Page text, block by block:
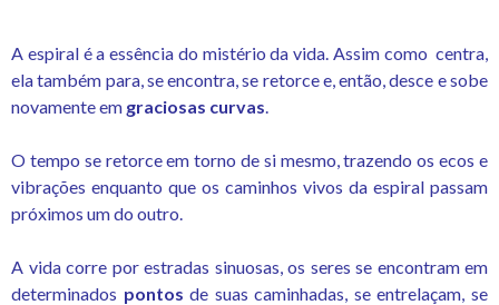
A espiral é a essência do mistério da vida. Assim como centra,
ela também para, se encontra, se retorce e, então, desce e sobe
novamente em graciosas curvas
O tempo se retorce em torno de si mesmo, trazendo os ecos e
vibrações enquanto que os caminhos vivos da espiral passam
próximos um do outro.
A vida corre por estradas sinuosas, os seres se encontram em
determinados pontos de suas caminhadas, se entrelaçam, se